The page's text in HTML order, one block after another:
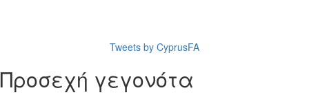
Tweets by CyprusFA
Προσεχή γεγονότα